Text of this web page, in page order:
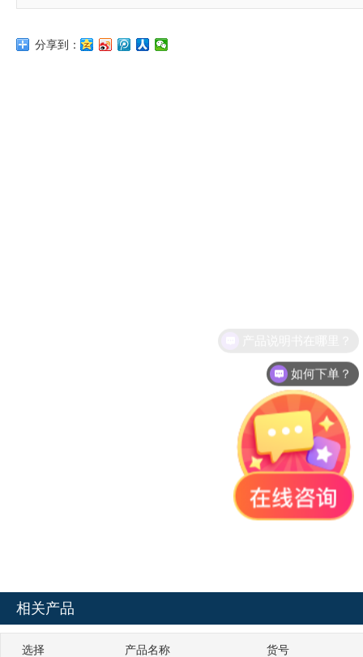
分享到：
相关产品
选择 产品名称 货号
如何下单？